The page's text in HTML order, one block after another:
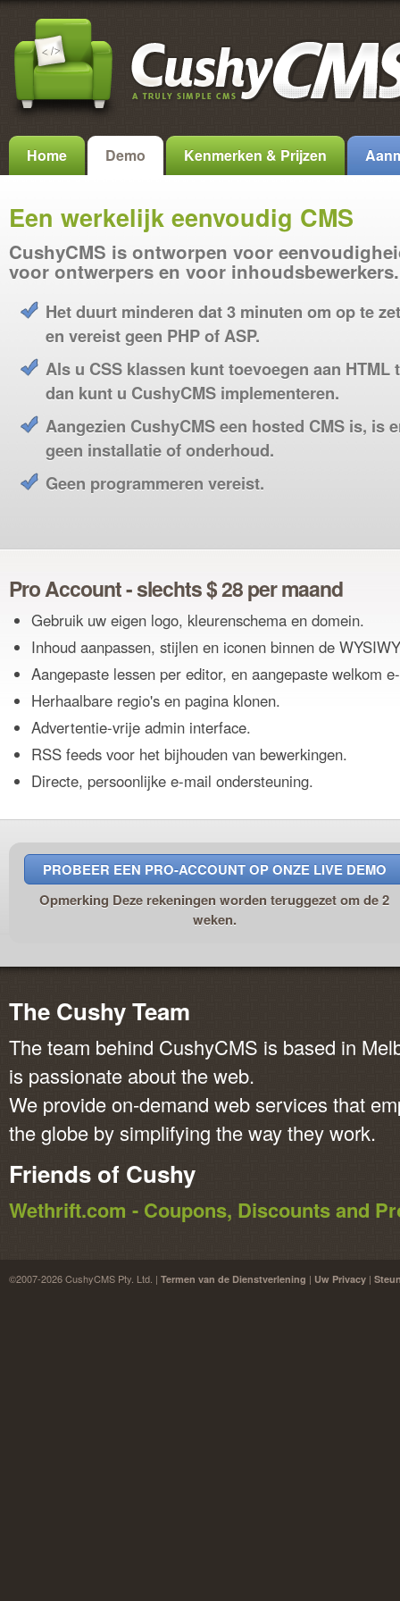
Home Demo Kenmerken & Prijzen
Een werkelijk eenvoudig CMS
CushyCMS is ontworpen voor
voor ontwerpers en voor inhoudsbewerkers.
Het duurt minderen dat 3 minuten om op te
en vereist geen PHP of ASP.
Als u CSS klassen kunt toevoegen aan HTML
dan kunt u CushyCMS implementeren.
Aangezien CushyCMS een hosted CMS is, is
geen installatie of onderhoud.
Geen programmeren vereist.
Pro Account - slechts $ 28 per maand
Gebruik uw eigen logo, kleurenschema en domein.
Inhoud aanpassen, stijlen en iconen binnen de
Aangepaste lessen per editor, en aangepaste welkom
Herhaalbare regio's en pagina klonen.
Advertentie-vrije admin interface.
RSS feeds voor het bijhouden van bewerkingen.
Directe, persoonlijke e-mail ondersteuning.
PROBEER EEN PRO-ACCOUNT OP ONZE LIVE DEMO
Opmerking Deze rekeningen worden teruggezet om de 2
weken.
The Cushy Team
The team behind CushyCMS is based in
is passionate about the web.
We provide on-demand web services that
the globe by simplifying the way they work.
Friends of Cushy
Wethrift.com - Coupons, Discounts and
©2007-2026 CushyCMS Pty. Ltd. | Termen van de Dienstverlening | Uw Privacy |